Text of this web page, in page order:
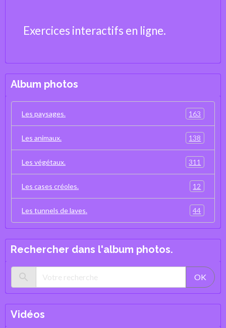
Exercices interactifs en ligne.
Album photos
Les paysages. 163
Les animaux. 138
Les végétaux. 311
Les cases créoles. 12
Les tunnels de laves. 44
Rechercher dans l'album photos.
OK
Vidéos